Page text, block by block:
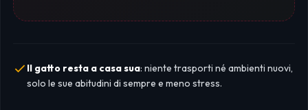
Il gatto resta a casa sua: niente trasporti né ambienti nuovi,
solo le sue abitudini di sempre e meno stress.